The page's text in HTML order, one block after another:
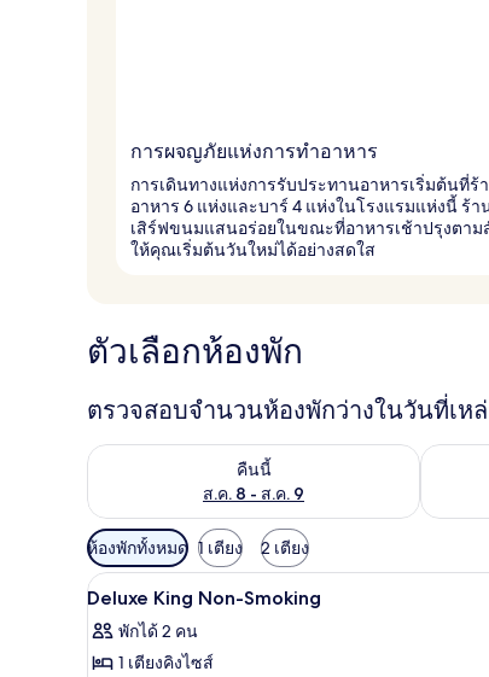
การผจญภัยแห่งการทำอาหาร
การเดินทางแห่งการรับประทานอาหารเริ่มต้นที่ร้
อาหาร 6 แห่งและบาร์ 4 แห่งในโรงแรมแห่งนี้ ร้า
เสิร์ฟขนมแสนอร่อยในขณะที่อาหารเช้าปรุงตาม
ให้คุณเริ่มต้นวันใหม่ได้อย่างสดใส
ตัวเลือกห้องพัก
ตรวจสอบจำนวนห้องพักว่างในวันที่เห
คืนนี้
ส.ค. 8 - ส.ค. 9
ตรวจสอบจำนวนห้องพักว่างในคืนนี้ ส.ค. 8 - ส.ค.
ตรวจส
ตัว
กรอง
ที่
มี
ให้
ห้องพักทั้งหมด 1 เตียง 2 เตียง
เปิด
ภาพถ่าย
ทั้งหมด
1
Deluxe King Non-Smoking
พักได้ 2 คน
1 เตียงคิงไซส์